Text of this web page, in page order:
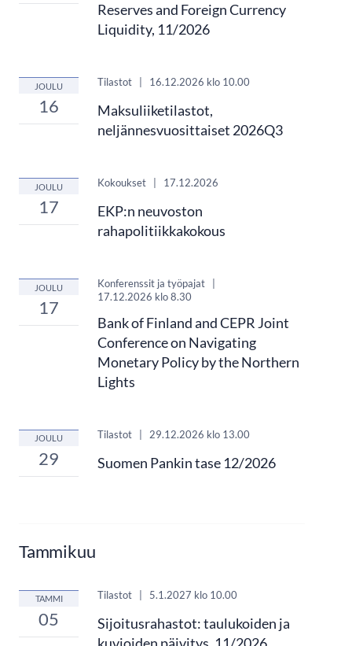
Reserves and Foreign Currency
Liquidity, 11/2026
JOULU
16
Tilastot 16.12.2026 klo 10.00
Maksuliiketilastot,
neljännesvuosittaiset 2026Q3
JOULU
17
Kokoukset 17.12.2026
EKP:n neuvoston
rahapolitiikkakokous
JOULU
17
Konferenssit ja työpajat
17.12.2026 klo 8.30
Bank of Finland and CEPR Joint
Conference on Navigating
Monetary Policy by the Northern
Lights
JOULU
29
Tilastot 29.12.2026 klo 13.00
Suomen Pankin tase 12/2026
Tammikuu
TAMMI
05
Tilastot 5.1.2027 klo 10.00
Sijoitusrahastot: taulukoiden ja